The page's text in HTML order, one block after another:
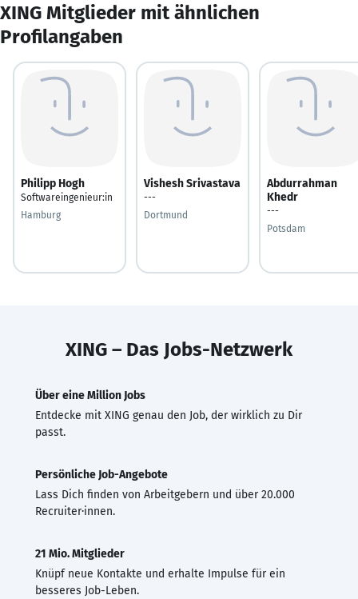
XING Mitglieder mit ähnlichen
Profilangaben
Philipp Hogh
Softwareingenieur:in
Hamburg
Vishesh Srivastava
---
Dortmund
Abdurrahman
Khedr
---
Potsdam
XING – Das Jobs-Netzwerk
Über eine Million Jobs
Entdecke mit XING genau den Job, der wirklich zu Dir
passt.
Persönliche Job-Angebote
Lass Dich finden von Arbeitgebern und über 20.000
Recruiter·innen.
21 Mio. Mitglieder
Knüpf neue Kontakte und erhalte Impulse für ein
besseres Job-Leben.